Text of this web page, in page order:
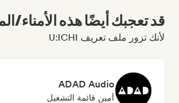
قد تعجبك أيضًا هذه الأمناء/
لأنك تزور ملف تعريف U:ICHI
ADAD Audio
أمين قائمة التشغيل